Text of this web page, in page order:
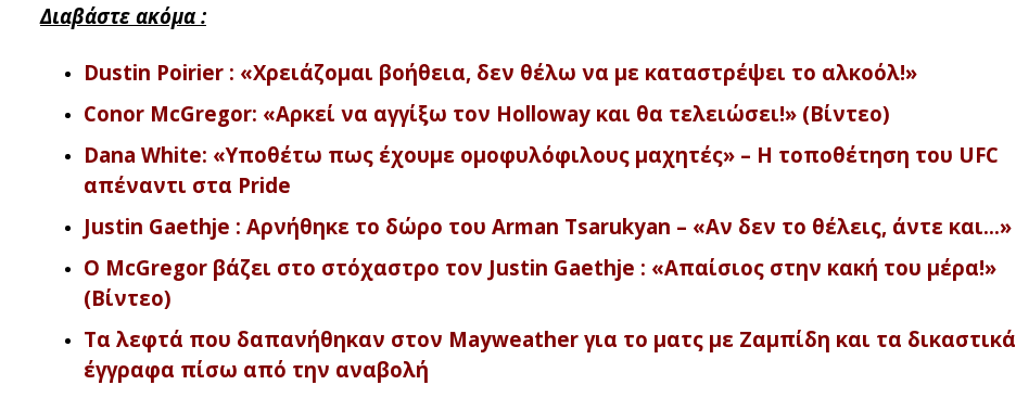
Διαβάστε ακόμα :
Dustin Poirier : «Χρειάζομαι βοήθεια, δεν θέλω να με καταστρέψει το αλκοόλ!»
Conor McGregor: «Αρκεί να αγγίξω τον Holloway και θα τελειώσει!» (Βίντεο)
Dana White: «Υποθέτω πως έχουμε ομοφυλόφιλους μαχητές» – Η τοποθέτηση του UFC
απέναντι στα Pride
Justin Gaethje : Αρνήθηκε το δώρο του Arman Tsarukyan – «Αν δεν το θέλεις, άντε και…»
Ο McGregor βάζει στο στόχαστρο τον Justin Gaethje : «Απαίσιος στην κακή του μέρα!»
(Βίντεο)
Τα λεφτά που δαπανήθηκαν στον Mayweather για το ματς με Ζαμπίδη και τα δικαστικά
έγγραφα πίσω από την αναβολή